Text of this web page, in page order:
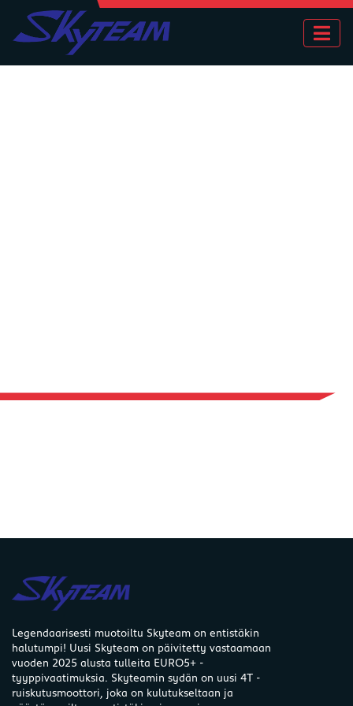
Legendaarisesti muotoiltu Skyteam on entistäkin
halutumpi! Uusi Skyteam on päivitetty vastaamaan
vuoden 2025 alusta tulleita EURO5+ -
tyyppivaatimuksia. Skyteamin sydän on uusi 4T -
ruiskutusmoottori, joka on kulutukseltaan ja